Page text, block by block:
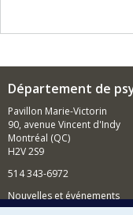
Département de
Pavillon Marie-Victorin
90, avenue Vincent d'Indy
Montréal (QC)
H2V 2S9
514 343-6972
Nouvelles et événements